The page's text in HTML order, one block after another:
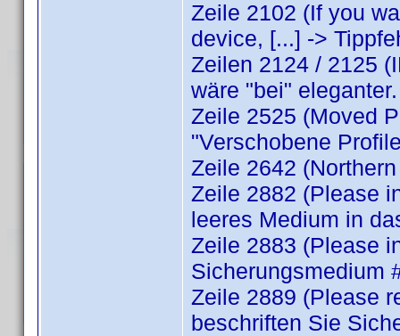
Zeile 2102 (If you
device, [...] ->
Zeilen 2124 / 2125
wäre "bei" eleganter.
Zeile 2525 (Moved
"Verschobene
Zeile 2642
Zeile 2882 (Please
leeres Medium in
Zeile 2883 (Please
Sicherungsmedium
Zeile 2889 (Please
beschriften Sie